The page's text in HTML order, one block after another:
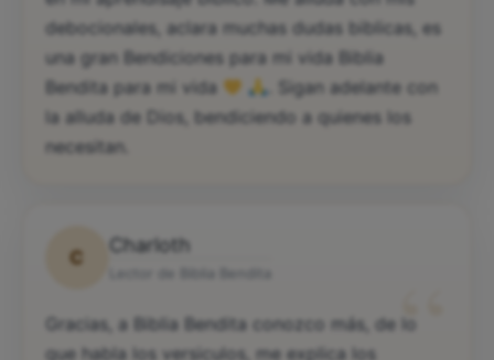
debocionales, aclara muchas dudas biblicas, es
una gran Bendiciones para mi vida Biblia
Bendita para mi vida
. Sigan adelante con
la alluda de Dios, bendiciendo a quienes los
necesitan.
C
Charloth
“
Gracias, a Biblia Bendita conozco más, de lo
que habla los versiculos, me explica los